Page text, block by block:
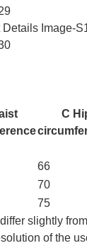
C
66
70
75
slightly
of the